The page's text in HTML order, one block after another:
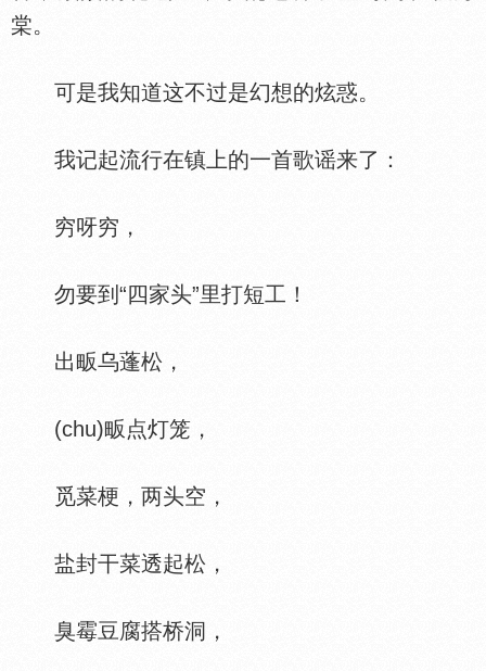
棠。
可是我知道这不过是幻想的炫惑。
我记起流行在镇上的一首歌谣来了：
穷呀穷，
勿要到“四家头”里打短工！
出畈乌蓬松，
(chu)畈点灯笼，
觅菜梗，两头空，
盐封干菜透起松，
臭霉豆腐搭桥洞，